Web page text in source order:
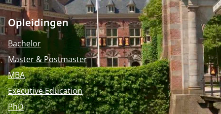
Opleidingen
Bachelor
Master & Postmaster
MBA
Executive Education
PhD